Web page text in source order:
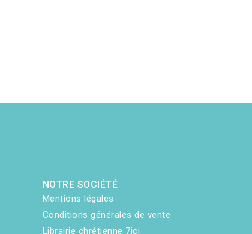
NOTRE SOCIÉTÉ
Mentions légales
Conditions générales de vente
Librairie chrétienne 7ici